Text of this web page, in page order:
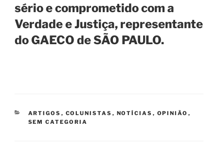
sério e comprometido com a
Verdade e Justiça, representante
do GAECO de SÃO PAULO.
CATEGORIAS
ARTIGOS , COLUNISTAS , NOTÍCIAS , OPINIÃO ,
SEM CATEGORIA